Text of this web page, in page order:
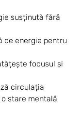
susținută fără
de energie pentru
focusul și
circulația
stare mentală